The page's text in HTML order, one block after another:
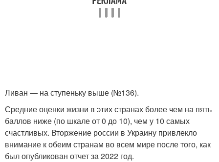
Ливан — на ступеньку выше (№136).
Средние оценки жизни в этих странах более чем на пять
баллов ниже (по шкале от 0 до 10), чем у 10 самых
счастливых. Вторжение россии в Украину привлекло
внимание к обеим странам во всем мире после того, как
был опубликован отчет за 2022 год.